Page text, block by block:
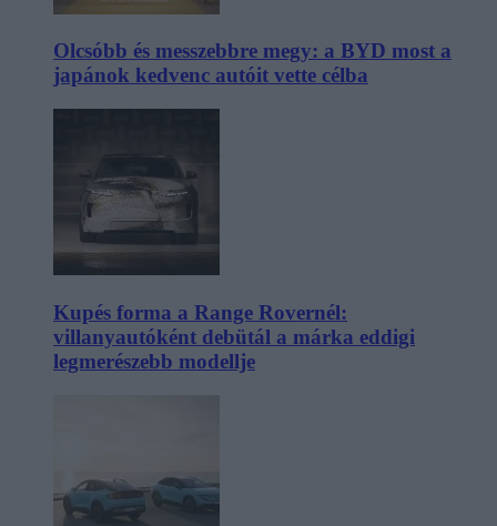
Olcsóbb és messzebbre megy: a BYD most a
japánok kedvenc autóit vette célba
Kupés forma a Range Rovernél:
villanyautóként debütál a márka eddigi
legmerészebb modellje